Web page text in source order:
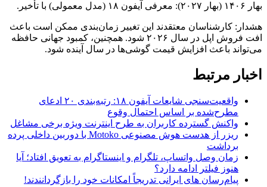
بهار ۱۴۰۶ (بهار ۲۰۲۷): معرفی آیفون ۱۸ (مدل معمولی) با تأخیر.
هشدار: کارشناسان معتقدند این تغییر زمان‌بندی ممکن است باعث
افت فروش اپل در سال ۲۰۲۶ شود. همچنین، کمبود جهانی حافظه
می‌تواند باعث افزایش قیمت گوشی‌ها در سال آینده شود.
اخبار مرتبط
واقعیت‌سنجی شایعات آیفون ۱۸: رتبه‌بندی ۲۰ ادعای
مطرح‌شده بر اساس احتمال وقوع
واکنش گسترده کاربران به طرح اینترنت ویژه برخی مشاغل
ریزر از هدست هوش مصنوعی Motoko با دوربین داخلی پرده
برداشت
زمان وصل واتساپ، تلگرام و اینستاگرام به تعویق افتاد؛ آیا
هنوز فیلتر ادامه دارد؟
پیام‌رسان‌ های ایرانی تدریجاً امکانات خود را بازگردانندند!